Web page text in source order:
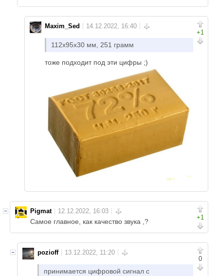
+1
Maxim_Sed
112х95х30 мм, 251 грамм
тоже подходит под эти цифры ;)
+1
Pigmat
Самое главное, как качество звука ,?
0
pozioff
принимается цифровой сигнал с